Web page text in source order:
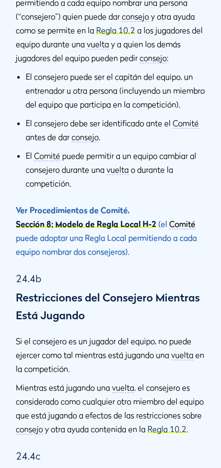
permitiendo a cada equipo nombrar una persona
(“consejero”) quien puede dar consejo y otra ayuda
como se permite en la Regla 10.2 a los jugadores del
equipo durante una vuelta y a quien los demás
jugadores del equipo pueden pedir consejo:
El consejero puede ser el capitán del equipo, un
entrenador u otra persona (incluyendo un miembro
del equipo que participa en la competición).
El consejero debe ser identificado ante el Comité
antes de dar consejo.
El Comité puede permitir a un equipo cambiar al
consejero durante una vuelta o durante la
competición.
Ver Procedimientos de Comité,
Sección 8; Modelo de Regla Local H-2 (el Comité
puede adoptar una Regla Local permitiendo a cada
equipo nombrar dos consejeros).
24.4b
Restricciones del Consejero Mientras
Está Jugando
Si el consejero es un jugador del equipo, no puede
ejercer como tal mientras está jugando una vuelta en
la competición.
Mientras está jugando una vuelta, el consejero es
considerado como cualquier otro miembro del equipo
que está jugando a efectos de las restricciones sobre
consejo y otra ayuda contenida en la Regla 10.2.
24.4c